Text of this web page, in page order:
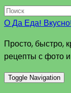
О Да Еда!
Просто, быстро,
рецепты с фото
Toggle Navigation